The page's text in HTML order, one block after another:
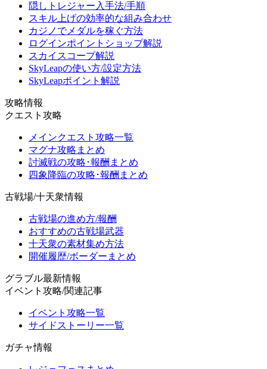
隠しトレジャー入手法/手順
スキル上げの効率的な組み合わせ
カジノでメダルを稼ぐ方法
ログインポイントショップ解説
スカイスコープ解説
SkyLeapの使い方/設定方法
SkyLeapポイント解説
攻略情報
クエスト攻略
メインクエスト攻略一覧
マグナ攻略まとめ
討滅戦の攻略･報酬まとめ
四象降臨の攻略･報酬まとめ
古戦場/十天衆情報
古戦場の進め方/報酬
おすすめの古戦場武器
十天衆の素材集め方法
開催履歴/ボーダーまとめ
グラブル最新情報
イベント攻略/関連記事
イベント攻略一覧
サイドストーリー一覧
ガチャ情報